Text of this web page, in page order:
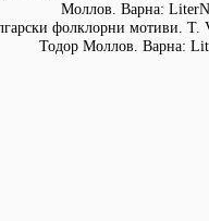
Моллов. Варна:
фолклорни мотиви. Т.
Тодор Моллов. Варна: